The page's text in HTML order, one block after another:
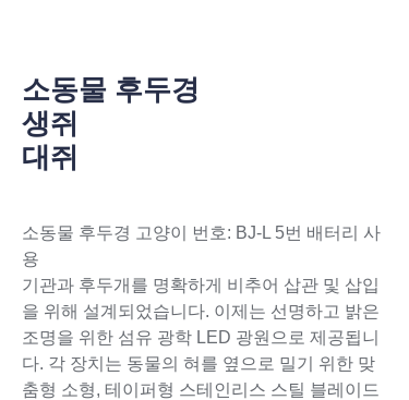
소동물 후두경
생쥐
대쥐
소동물 후두경 고양이 번호: BJ-L 5번 배터리 사
용
기관과 후두개를 명확하게 비추어 삽관 및 삽입
을 위해 설계되었습니다. 이제는 선명하고 밝은
조명을 위한 섬유 광학 LED 광원으로 제공됩니
다. 각 장치는 동물의 혀를 옆으로 밀기 위한 맞
춤형 소형, 테이퍼형 스테인리스 스틸 블레이드